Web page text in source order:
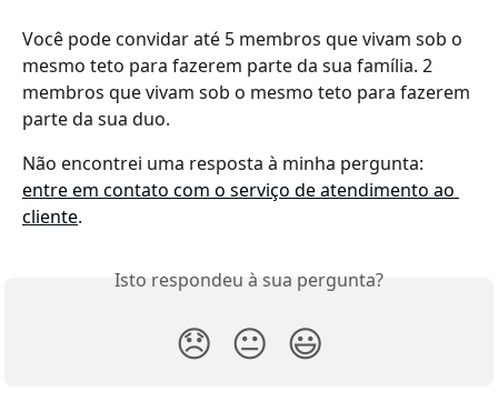
Você pode convidar até 5 membros que vivam sob o
mesmo teto para fazerem parte da sua família. 2
membros que vivam sob o mesmo teto para fazerem
parte da sua duo.
Não encontrei uma resposta à minha pergunta:
entre em contato com o serviço de atendimento ao
cliente.
Isto respondeu à sua pergunta?
😞 😐 😃